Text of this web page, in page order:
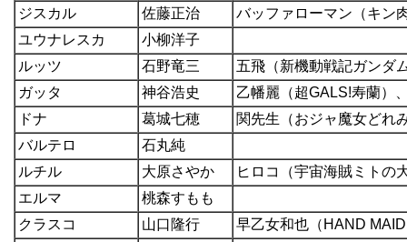
ジスカル
佐藤正治
バッファローマン（キン
ユウナレスカ
小柳洋子
ルッツ
石野竜三
五飛（新機動戦記ガンダ
ガッタ
神谷浩史
乙幡麗（超GALS!寿蘭）
ドナ
葛城七穂
関先生（おジャ魔女どれ
バルテロ
石丸純
ルチル
大原さやか
ヒロコ（宇宙海賊ミトの
エルマ
桃森すもも
クラスコ
山口隆行
早乙女和也（HAND